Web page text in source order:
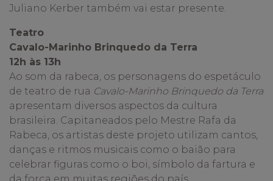
Juliano Kerber também vai estar presente.
Teatro
Cavalo-Marinho Brinquedo da Terra
12h às 13h
Ao som da rabeca, os personagens do espetáculo
de teatro de rua Cavalo-Marinho Brinquedo da Terra
apresentam diversos aspectos da cultura
brasileira. Capitaneados pelo Mestre Rafa da
Rabeca, os artistas deste projeto utilizam cantos,
danças e ritmos musicais como o baião para
celebrar figuras como o boi, símbolo da fartura e